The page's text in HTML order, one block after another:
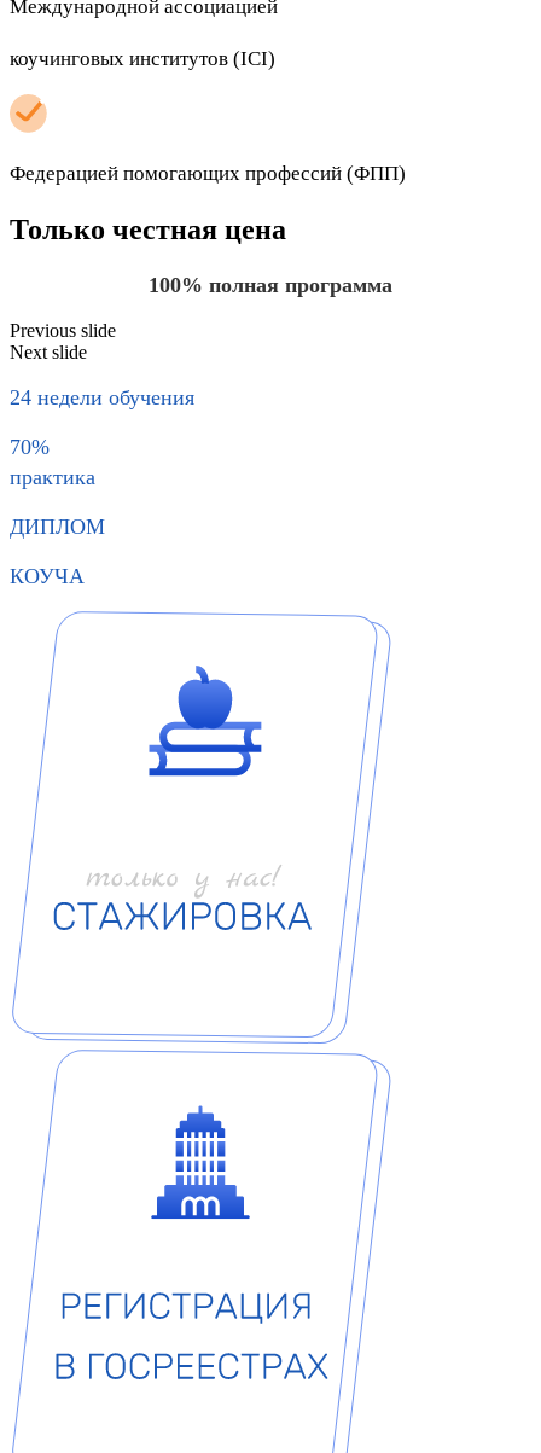
Международной ассоциацией
коучинговых институтов (ICI)
Федерацией помогающих профессий (ФПП)
Только честная цена
100% полная программа
Previous slide
Next slide
24 недели обучения
70%
практика
ДИПЛОМ
КОУЧА